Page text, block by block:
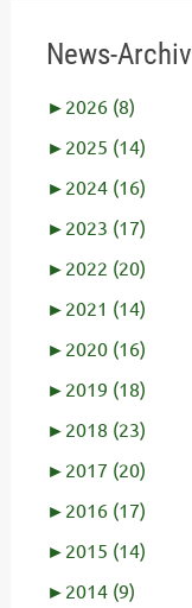
News-Archiv
► 2026 (8)
► 2025 (14)
► 2024 (16)
► 2023 (17)
► 2022 (20)
► 2021 (14)
► 2020 (16)
► 2019 (18)
► 2018 (23)
► 2017 (20)
► 2016 (17)
► 2015 (14)
► 2014 (9)